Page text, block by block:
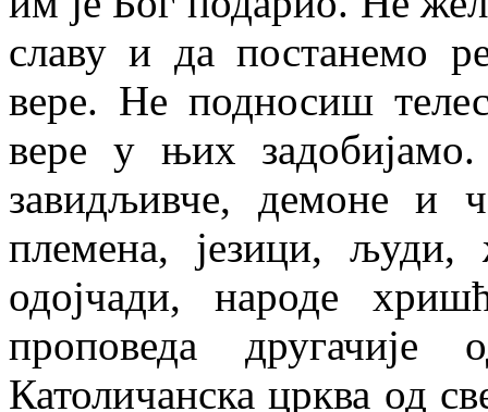
славу и да постанемо
вере. Не подносиш
вере у њих
завидљивче, демоне и
племена, језици,
одојчади, народе
проповеда
Католичанска црква од